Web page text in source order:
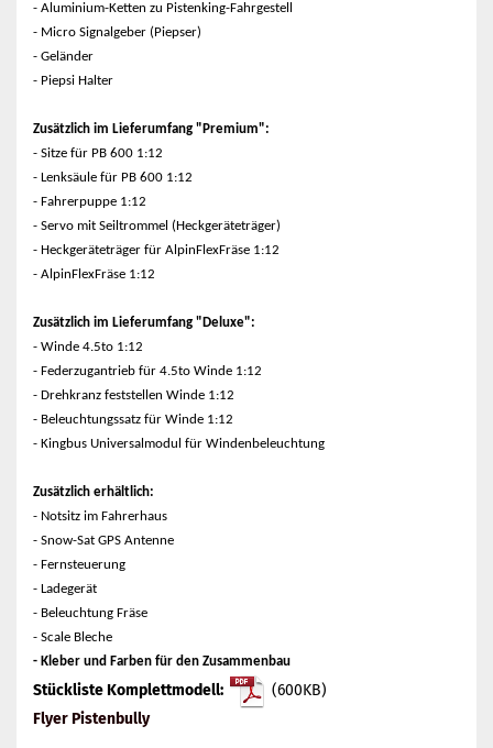
- Aluminium-Ketten zu Pistenking-Fahrgestell
- Micro Signalgeber (Piepser)
- Geländer
- Piepsi Halter
Zusätzlich im Lieferumfang "Premium":
- Sitze für PB 600 1:12
- Lenksäule für PB 600 1:12
- Fahrerpuppe 1:12
- Servo mit Seiltrommel (Heckgeräteträger)
- Heckgeräteträger für AlpinFlexFräse 1:12
- AlpinFlexFräse 1:12
Zusätzlich im Lieferumfang "Deluxe":
- Winde 4.5to 1:12
- Federzugantrieb für 4.5to Winde 1:12
- Drehkranz feststellen Winde 1:12
- Beleuchtungssatz für Winde 1:12
- Kingbus Universalmodul für Windenbeleuchtung
Zusätzlich erhältlich:
- Notsitz im Fahrerhaus
- Snow-Sat GPS Antenne
- Fernsteuerung
- Ladegerät
- Beleuchtung Fräse
- Scale Bleche
- Kleber und Farben für den Zusammenbau
Stückliste Komplettmodell:
(600KB)
Flyer Pistenbully